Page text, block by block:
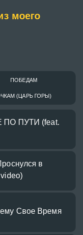
моего
ПОБЕДАМ
(ЦАРЬ ГОРЫ)
ПО ПУТИ (feat.
в
Свое Время